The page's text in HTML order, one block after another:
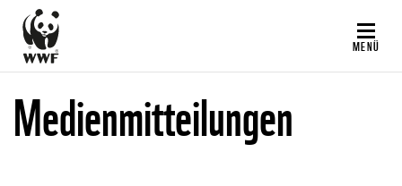
Direkt
zum
Inhalt
MENÜ
Medienmitteilungen